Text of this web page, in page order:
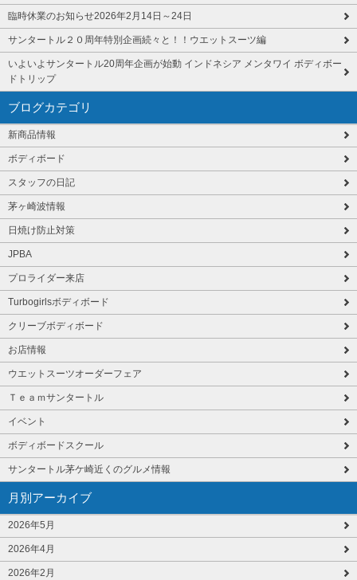
臨時休業のお知らせ2026年2月14日～24日
サンタートル２０周年特別企画続々と！！ウエットスーツ編
いよいよサンタートル20周年企画が始動 インドネシア メンタワイ ボディボー
ドトリップ
ブログカテゴリ
新商品情報
ボディボード
スタッフの日記
茅ヶ崎波情報
日焼け防止対策
JPBA
プロライダー来店
Turbogirlsボディボード
クリーブボディボード
お店情報
ウエットスーツオーダーフェア
Ｔｅａｍサンタートル
イベント
ボディボードスクール
サンタートル茅ケ崎近くのグルメ情報
月別アーカイブ
2026年5月
2026年4月
2026年2月